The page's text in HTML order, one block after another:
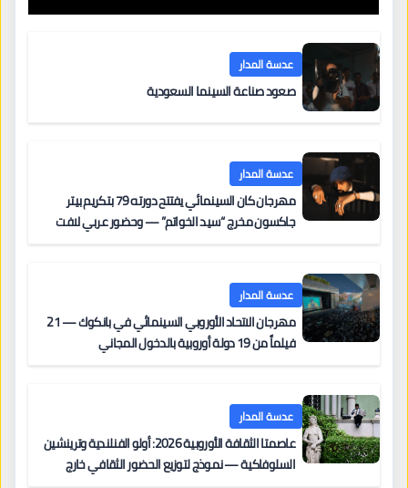
عدسة المدار
صعود صناعة السينما السعودية
عدسة المدار
مهرجان كان السينمائي يفتتح دورته 79 بتكريم بيتر
جاكسون مخرج “سيد الخواتم” — وحضور عربي لافت
عدسة المدار
مهرجان الاتحاد الأوروبي السينمائي في بانكوك — 21
فيلماً من 19 دولة أوروبية بالدخول المجاني
عدسة المدار
عاصمتا الثقافة الأوروبية 2026: أولو الفنلندية وترينشين
السلوفاكية — نموذج لتوزيع الحضور الثقافي خارج